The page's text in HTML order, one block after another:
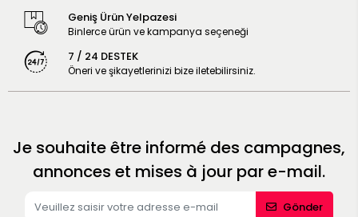
Geniş Ürün Yelpazesi
Binlerce ürün ve kampanya seçeneği
7 / 24 DESTEK
Öneri ve şikayetlerinizi bize iletebilirsiniz.
Je souhaite être informé des campagnes,
annonces et mises à jour par e-mail.
Gönder